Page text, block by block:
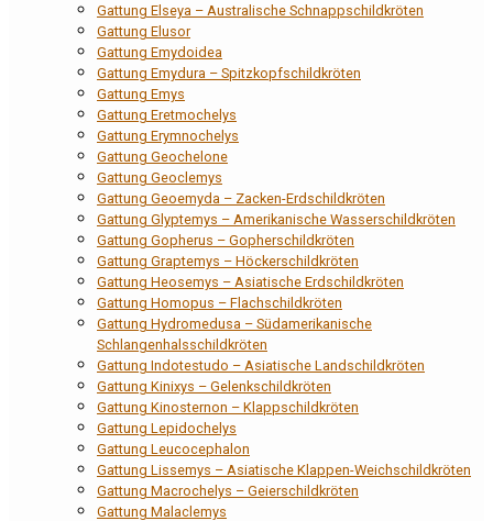
Gattung Elseya – Australische Schnappschildkröten
Gattung Elusor
Gattung Emydoidea
Gattung Emydura – Spitzkopfschildkröten
Gattung Emys
Gattung Eretmochelys
Gattung Erymnochelys
Gattung Geochelone
Gattung Geoclemys
Gattung Geoemyda – Zacken-Erdschildkröten
Gattung Glyptemys – Amerikanische Wasserschildkröten
Gattung Gopherus – Gopherschildkröten
Gattung Graptemys – Höckerschildkröten
Gattung Heosemys – Asiatische Erdschildkröten
Gattung Homopus – Flachschildkröten
Gattung Hydromedusa – Südamerikanische
Schlangenhalsschildkröten
Gattung Indotestudo – Asiatische Landschildkröten
Gattung Kinixys – Gelenkschildkröten
Gattung Kinosternon – Klappschildkröten
Gattung Lepidochelys
Gattung Leucocephalon
Gattung Lissemys – Asiatische Klappen-Weichschildkröten
Gattung Macrochelys – Geierschildkröten
Gattung Malaclemys